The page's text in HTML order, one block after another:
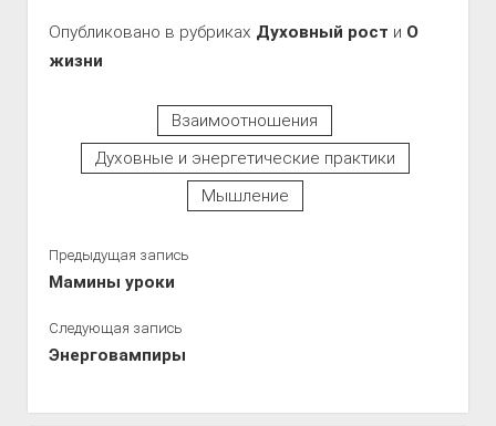
Опубликовано в рубриках Духовный рост и О
жизни
Взаимоотношения
Духовные и энергетические практики
Мышление
Предыдущая запись
Мамины уроки
Следующая запись
Энерговампиры